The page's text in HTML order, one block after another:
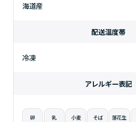
海道産
配送温度帯
冷凍
アレルギー表記
卵 乳 小麦 そば 落花生